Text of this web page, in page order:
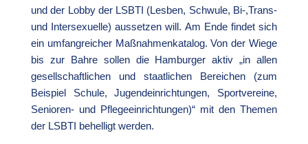
und der Lobby der LSBTI (Lesben, Schwule, Bi-,Trans-
und Intersexuelle) aussetzen will. Am Ende findet sich
ein umfangreicher Maßnahmenkatalog. Von der Wiege
bis zur Bahre sollen die Hamburger aktiv „in allen
gesellschaftlichen und staatlichen Bereichen (zum
Beispiel Schule, Jugendeinrichtungen, Sportvereine,
Senioren- und Pflegeeinrichtungen)“ mit den Themen
der LSBTI behelligt werden.